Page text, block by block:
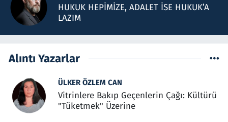
HUKUK HEPİMİZE, ADALET İSE HUKUK’A
LAZIM
Alıntı Yazarlar
ÜLKER ÖZLEM CAN
Vitrinlere Bakıp Geçenlerin Çağı: Kültürü
"Tüketmek" Üzerine